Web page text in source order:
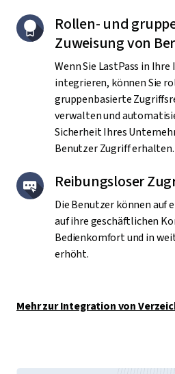
Rollen- und
Zuweisung von
Wenn Sie LastPass in
integrieren, können Sie
gruppenbasierte
verwalten und
Sicherheit Ihres
Benutzer Zugriff erhalten.
Reibungsloser
Die Benutzer können auf
auf ihre geschäftlichen
Bedienkomfort und in
erhöht.
Mehr zur Integration von